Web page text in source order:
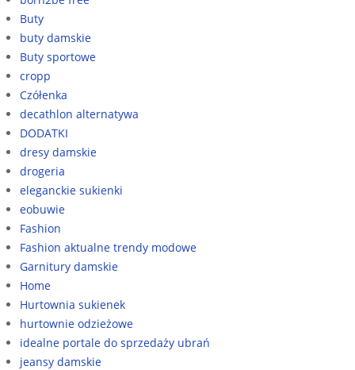
Buty
buty damskie
Buty sportowe
cropp
Czółenka
decathlon alternatywa
DODATKI
dresy damskie
drogeria
eleganckie sukienki
eobuwie
Fashion
Fashion aktualne trendy modowe
Garnitury damskie
Home
Hurtownia sukienek
hurtownie odzieżowe
idealne portale do sprzedaży ubrań
jeansy damskie